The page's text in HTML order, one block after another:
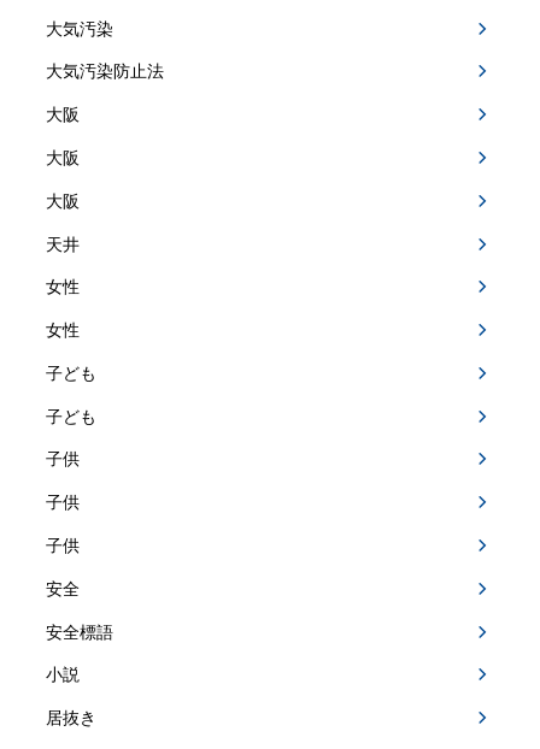
大気汚染
大気汚染防止法
大阪
大阪
大阪
天井
女性
女性
子ども
子ども
子供
子供
子供
安全
安全標語
小説
居抜き